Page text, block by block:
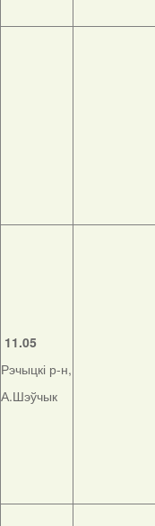
11.05
Рэчыцкі р-н,
А.Шэўчык